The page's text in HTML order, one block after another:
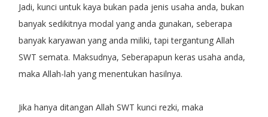
Jadi, kunci untuk kaya bukan pada jenis usaha anda, bukan
banyak sedikitnya modal yang anda gunakan, seberapa
banyak karyawan yang anda miliki, tapi tergantung Allah
SWT semata. Maksudnya, Seberapapun keras usaha anda,
maka Allah-lah yang menentukan hasilnya.
Jika hanya ditangan Allah SWT kunci rezki, maka